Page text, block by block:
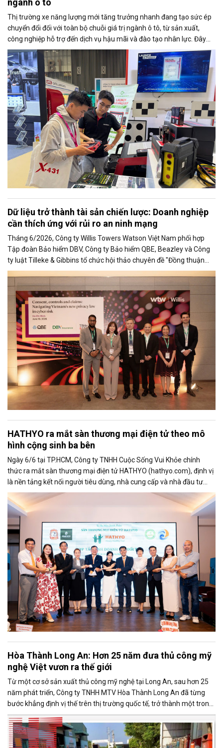
Thị trường xe năng lượng mới tăng trưởng nhanh đang tạo sức ép
chuyển đổi đối với toàn bộ chuỗi giá trị ngành ô tô, từ sản xuất,
công nghiệp hỗ trợ đến dịch vụ hậu mãi và đào tạo nhân lực. Đây
cũng là trọng tâm được các doanh nghiệp và chuyên gia trao đổi tại
Triển lãm Automechanika Ho Chi Minh City 2026.
Dữ liệu trở thành tài sản chiến lược: Doanh nghiệp
cần thích ứng với rủi ro an ninh mạng
Tháng 6/2026, Công ty Willis Towers Watson Việt Nam phối hợp
Tập đoàn Bảo hiểm DBV, Công ty Bảo hiểm QBE, Beazley và Công
ty luật Tilleke & Gibbins tổ chức hội thảo chuyên đề "Đồng thuận
kiểm soát và Bồi thường trong quản trị rủi ro an ninh mạng".
HATHYO ra mắt sàn thương mại điện tử theo mô
hình cộng sinh ba bên
Ngày 6/6 tại TP.HCM, Công ty TNHH Cuộc Sống Vui Khỏe chính
thức ra mắt sàn thương mại điện tử HATHYO (hathyo.com), định vị
là nền tảng kết nối người tiêu dùng, nhà cung cấp và nhà đầu tư
theo mô hình cộng sinh ba bên, hướng đến lĩnh vực hàng tiêu dùng
thiết yếu và sức khỏe cộng đồng.
Hòa Thành Long An: Hơn 25 năm đưa thủ công mỹ
nghệ Việt vươn ra thế giới
Từ một cơ sở sản xuất thủ công mỹ nghệ tại Long An, sau hơn 25
năm phát triển, Công ty TNHH MTV Hòa Thành Long An đã từng
bước khẳng định vị thế trên thị trường quốc tế, trở thành một trong
những doanh nghiệp xuất khẩu uy tín của ngành thủ công mỹ nghệ
Việt Nam.